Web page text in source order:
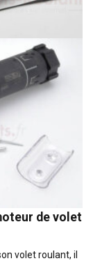
de volet
volet roulant, il